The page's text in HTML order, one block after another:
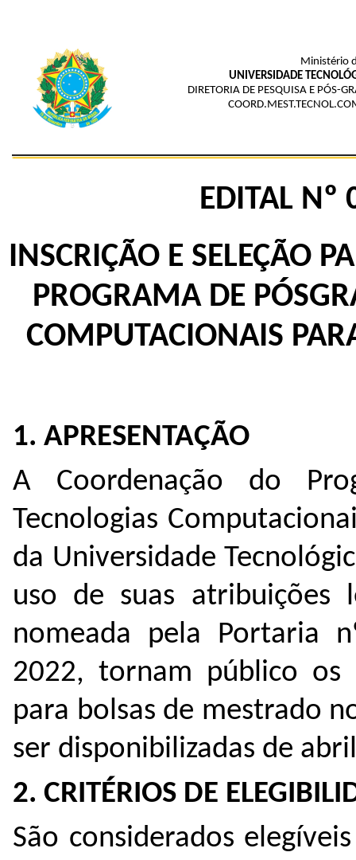
Ministério
UNIVERSIDADE
DIRETORIA DE PESQUISA E PÓS-
EDITAL Nº
INSCRIÇÃO E SELEÇÃO
PROGRAMA DE
COMPUTACIONAIS
1. APRESENTAÇÃO
A Coordenação do
Tecnologias
da Universidade
uso de suas atribuições
nomeada pela Portaria
2022, tornam público os
para bolsas de mestrado
ser disponibilizadas de
2. CRITÉRIOS DE
São considerados